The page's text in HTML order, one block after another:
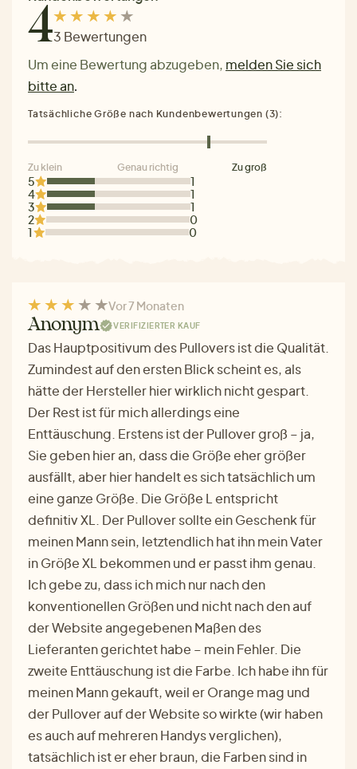
43 Bewertungen
Um eine Bewertung abzugeben, melden Sie sich
bitte an.
5
1
4
1
3
1
2
0
1
0
Tatsächliche Größe nach Kundenbewertungen (3):
Zu klein Genau richtig Zu groß
Vor 7 Monaten
Anonym VERIFIZIERTER KAUF
Das Hauptpositivum des Pullovers ist die Qualität.
Zumindest auf den ersten Blick scheint es, als
hätte der Hersteller hier wirklich nicht gespart.
Der Rest ist für mich allerdings eine
Enttäuschung. Erstens ist der Pullover groß – ja,
Sie geben hier an, dass die Größe eher größer
ausfällt, aber hier handelt es sich tatsächlich um
eine ganze Größe. Die Größe L entspricht
definitiv XL. Der Pullover sollte ein Geschenk für
meinen Mann sein, letztendlich hat ihn mein Vater
in Größe XL bekommen und er passt ihm genau.
Ich gebe zu, dass ich mich nur nach den
konventionellen Größen und nicht nach den auf
der Website angegebenen Maßen des
Lieferanten gerichtet habe – mein Fehler. Die
zweite Enttäuschung ist die Farbe. Ich habe ihn für
meinen Mann gekauft, weil er Orange mag und
der Pullover auf der Website so wirkte (wir haben
es auch auf mehreren Handys verglichen),
tatsächlich ist er eher braun, die Farben sind in